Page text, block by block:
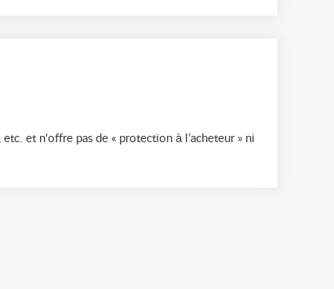
et n'offre pas de « protection à l’acheteur » ni